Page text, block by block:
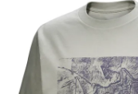
Arc'teryx har også
miljøvennlighet.
annet dun,
fra Arc'teryx.